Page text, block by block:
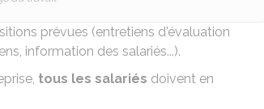
prévues (entretiens d'évaluation
information des salariés...).
tous les salariés doivent en